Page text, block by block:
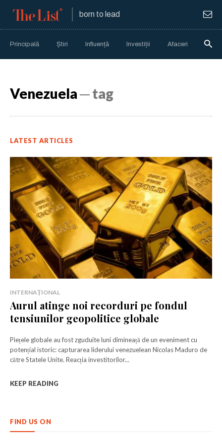
born to lead
Principală Știri Influență Investiții Afaceri
Venezuela─ tag
LATEST ARTICLES
INTERNAȚIONAL
Aurul atinge noi recorduri pe fondul
tensiunilor geopolitice globale
Piețele globale au fost zguduite luni dimineață de un eveniment cu
potențial istoric: capturarea liderului venezuelean Nicolas Maduro de
către Statele Unite. Reacția investitorilor...
KEEP READING
FIND US ON